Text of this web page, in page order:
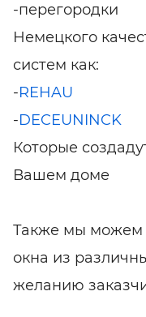
-перегородки
Немецкого
систем как:
-REHAU
-DECEUNINCK
Которые
Вашем доме
Также мы можем
окна из
желанию